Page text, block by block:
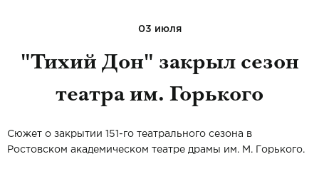
03 июля
"Тихий Дон" закрыл сезон
театра им. Горького
Сюжет о закрытии 151-го театрального сезона в
Ростовском академическом театре драмы им. М. Горького.